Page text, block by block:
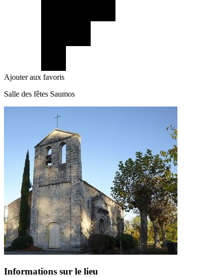
Ajouter aux favoris
Salle des fêtes Saumos
Informations sur le lieu